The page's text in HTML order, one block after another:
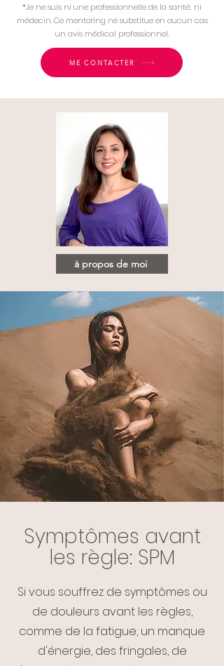
*Je ne suis ni une professionnelle de la santé, ni
médecin. Ce mentoring ne substitue en aucun cas
un avis médical professionnel.
ME CONTACTER
à propos de moi
Symptômes avant
les règle: SPM
Si vous souffrez de symptômes ou
de douleurs avant les règles,
comme de la fatigue, un manque
d'énergie, des fringales, de